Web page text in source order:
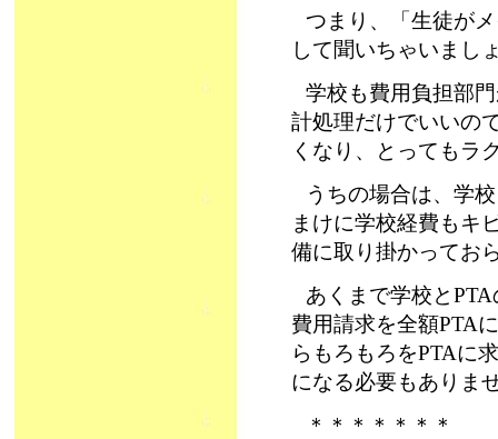
つまり、「生徒が
して聞いちゃいまし
学校も費用負担部
計処理だけでいいの
くなり、とってもラ
うちの場合は、学
まけに学校経費もキ
備に取り掛かってお
あくまで学校と
費用請求を全額PTA
らもろもろをPTAに
になる必要もありま
＊＊＊＊＊＊＊